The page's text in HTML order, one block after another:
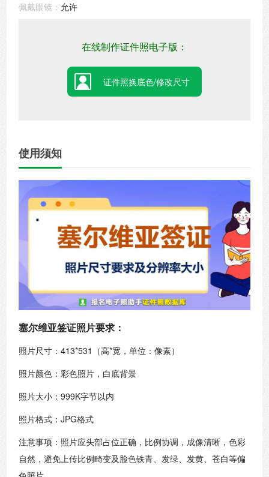
佩戴眼镜： 允许
在线制作证件照电子版：
证件照换底色/修改尺寸
使用须知
塞尔维亚签证照片要求：
照片尺寸：413*531（高*宽，单位：像素）
照片颜色：彩色照片，白底背景
照片大小：999K字节以内
照片格式：JPG格式
注意事项：照片应头部占位正确，比例协调，成像清晰，色彩
自然，避免上传比例畸变及脸色铁青、发绿、发黄、苍白等偏